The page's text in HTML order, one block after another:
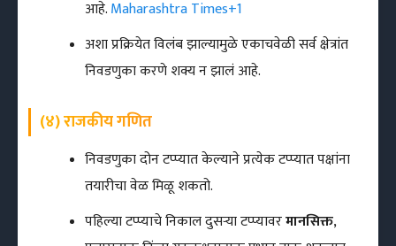
आहे.Maharashtra Times+1
अशा प्रक्रियेत विलंब झाल्यामुळे एकाचवेळी सर्व क्षेत्रांत
निवडणुका करणे शक्य न झालं आहे.
(४) राजकीय गणित
निवडणुका दोन टप्प्यात केल्याने प्रत्येक टप्प्यात पक्षांना
तयारीचा वेळ मिळू शकतो.
पहिल्या टप्प्याचे निकाल दुसऱ्या टप्प्यावरमानसिक्त,